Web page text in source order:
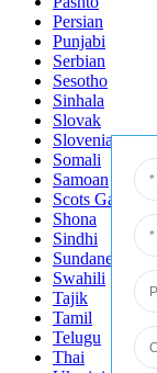
Persian
Punjabi
Serbian
Sesotho
Sinhala
Slovak
Slovenian
Somali
Samoan
Scots Gaelic
Shona
Sindhi
Sundanese
Swahili
Tajik
Tamil
Telugu
Thai